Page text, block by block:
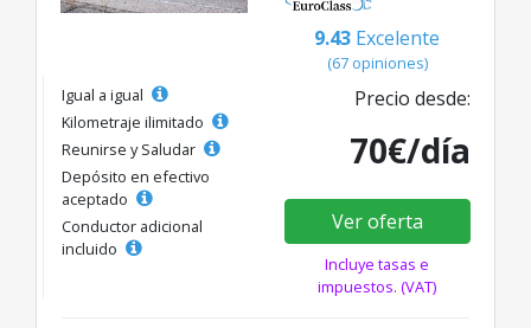
9.43 Excelente
(67 opiniones)
Igual a igual
Kilometraje ilimitado
Reunirse y Saludar
Depósito en efectivo
aceptado
Conductor adicional
incluido
Precio desde:
70€/día
Ver oferta
Incluye tasas e
impuestos. (VAT)